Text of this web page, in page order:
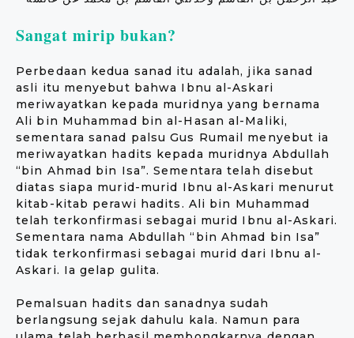
Sangat mirip bukan?
Perbedaan kedua sanad itu adalah, jika sanad
asli itu menyebut bahwa Ibnu al-Askari
meriwayatkan kepada muridnya yang bernama
Ali bin Muhammad bin al-Hasan al-Maliki,
sementara sanad palsu Gus Rumail menyebut ia
meriwayatkan hadits kepada muridnya Abdullah
“bin Ahmad bin Isa”. Sementara telah disebut
diatas siapa murid-murid Ibnu al-Askari menurut
kitab-kitab perawi hadits. Ali bin Muhammad
telah terkonfirmasi sebagai murid Ibnu al-Askari.
Sementara nama Abdullah “bin Ahmad bin Isa”
tidak terkonfirmasi sebagai murid dari Ibnu al-
Askari. Ia gelap gulita.
Pemalsuan hadits dan sanadnya sudah
berlangsung sejak dahulu kala. Namun para